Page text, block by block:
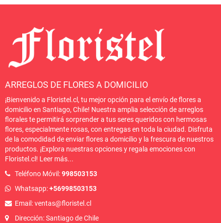
ARREGLOS DE FLORES A DOMICILIO
¡Bienvenido a Floristel.cl, tu mejor opción para el envío de flores a
domicilio en Santiago, Chile! Nuestra amplia selección de arreglos
florales te permitirá sorprender a tus seres queridos con hermosas
flores, especialmente rosas, con entregas en toda la ciudad. Disfruta
de la comodidad de enviar flores a domicilio y la frescura de nuestros
productos. ¡Explora nuestras opciones y regala emociones con
Floristel.cl! Leer más...
Teléfono Móvil:998503153
Whatsapp:+56998503153
Email: ventas@floristel.cl
Dirección: Santiago de Chile